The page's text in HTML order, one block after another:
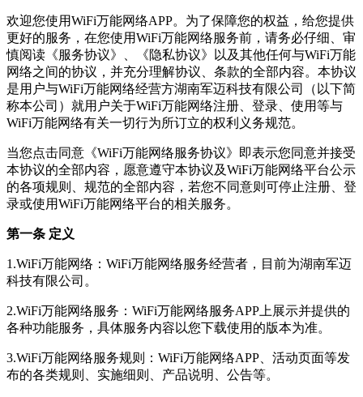
欢迎您使用WiFi万能网络APP。为了保障您的权益，给您提供
更好的服务，在您使用WiFi万能网络服务前，请务必仔细、审
慎阅读《服务协议》、《隐私协议》以及其他任何与WiFi万能
网络之间的协议，并充分理解协议、条款的全部内容。本协议
是用户与WiFi万能网络经营方湖南军迈科技有限公司（以下简
称本公司）就用户关于WiFi万能网络注册、登录、使用等与
WiFi万能网络有关一切行为所订立的权利义务规范。
当您点击同意《WiFi万能网络服务协议》即表示您同意并接受
本协议的全部内容，愿意遵守本协议及WiFi万能网络平台公示
的各项规则、规范的全部内容，若您不同意则可停止注册、登
录或使用WiFi万能网络平台的相关服务。
第一条 定义
1.WiFi万能网络：WiFi万能网络服务经营者，目前为湖南军迈
科技有限公司。
2.WiFi万能网络服务：WiFi万能网络服务APP上展示并提供的
各种功能服务，具体服务内容以您下载使用的版本为准。
3.WiFi万能网络服务规则：WiFi万能网络APP、活动页面等发
布的各类规则、实施细则、产品说明、公告等。